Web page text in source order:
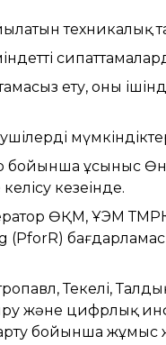
техникалық
ету, оның
бойынша ұсыныс
кезеңінде.
ӨҚМ, ҰЭМ
Текелі,
және цифрлық
бойынша жұмыс